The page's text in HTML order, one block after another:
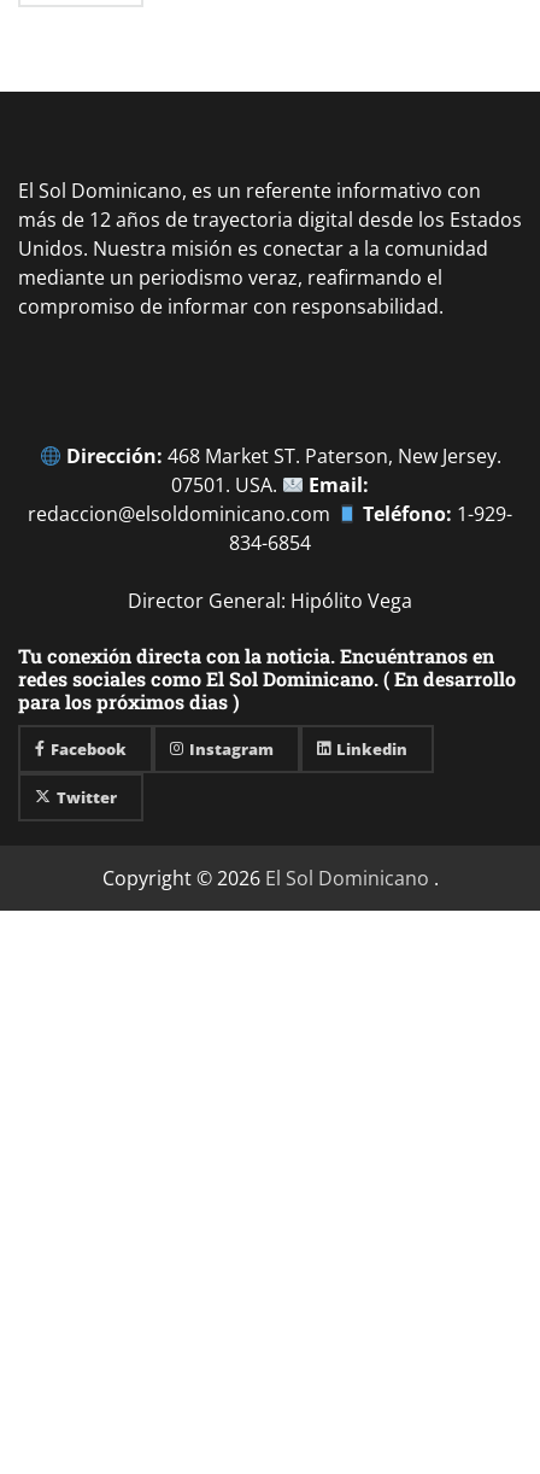
El Sol Dominicano, es un referente informativo con
más de 12 años de trayectoria digital desde los Estados
Unidos. Nuestra misión es conectar a la comunidad
mediante un periodismo veraz, reafirmando el
compromiso de informar con responsabilidad.
Dirección: 468 Market ST. Paterson, New Jersey.
07501. USA.
Email:
redaccion@elsoldominicano.com
Teléfono: 1-929-
834-6854
Director General: Hipólito Vega
Tu conexión directa con la noticia. Encuéntranos en
redes sociales como El Sol Dominicano. ( En desarrollo
para los próximos dias )
Facebook Instagram Linkedin
Twitter
Copyright © 2026 El Sol Dominicano .